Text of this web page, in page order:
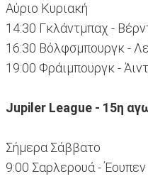
Αύριο Κυριακή
14:30 Γκλάντμπαχ -
16:30 Βόλφσμπουργκ -
19:00 Φράιμπουργκ -
Jupiler League - 15η
Σήμερα Σάββατο
9:00 Σαρλερουά - Έουπεν